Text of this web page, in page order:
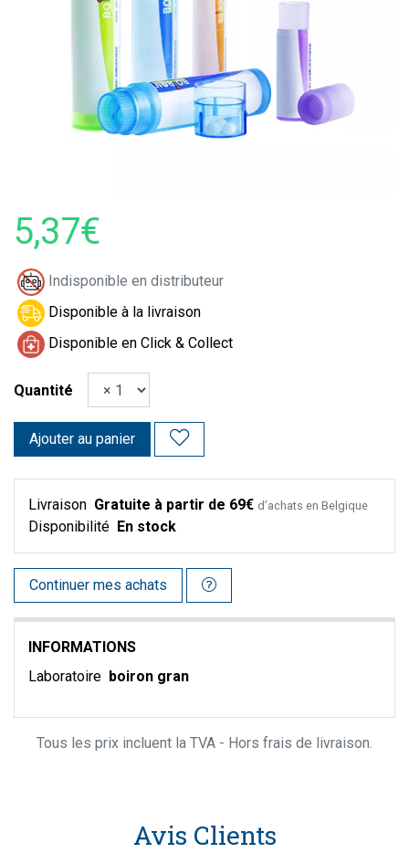
5,37€
Indisponible en distributeur
Disponible à la livraison
Disponible en Click & Collect
Quantité
Ajouter au panier
Livraison Gratuite à partir de 69€ d’achats en Belgique
Disponibilité En stock
Continuer mes achats
INFORMATIONS
Laboratoire boiron gran
Tous les prix incluent la TVA - Hors frais de livraison.
Avis Clients